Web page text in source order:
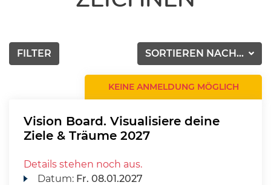
SORTIEREN NACH...
FILTER
KEINE ANMELDUNG MÖGLICH
Vision Board. Visualisiere deine
Ziele & Träume 2027
Details stehen noch aus.
Datum: Fr. 08.01.2027